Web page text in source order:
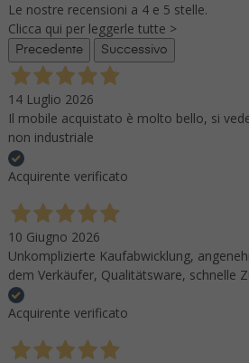
Le nostre recensioni a 4 e 5 stelle.
Clicca qui per leggerle tutte >
Precedente Successivo
14 Luglio 2026
Il mobile acquistato è molto bello, si
non industriale
Acquirente verificato
10 Giugno 2026
Unkomplizierte Kaufabwicklung,
dem Verkäufer, Qualitätsware, schnelle
Acquirente verificato